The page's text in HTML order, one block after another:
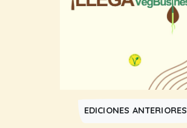
EDICIONES ANTERIORES